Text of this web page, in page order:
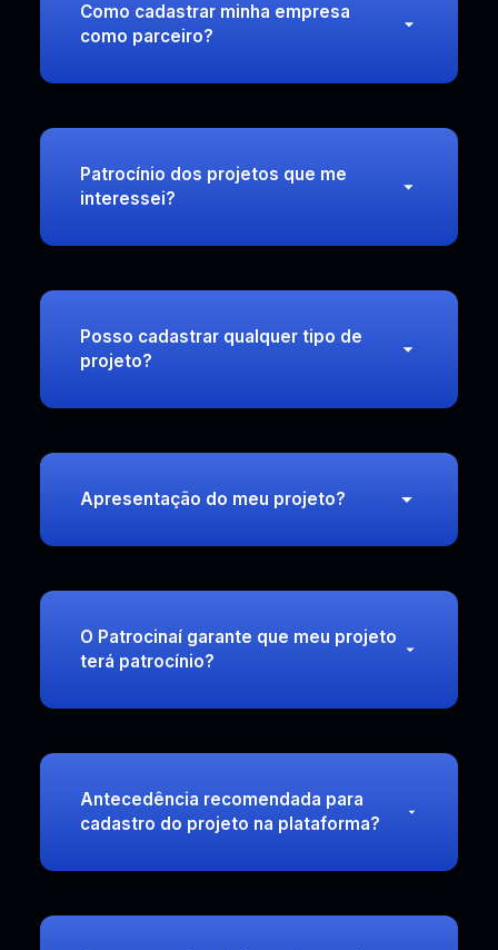
Como cadastrar minha empresa
como parceiro?
Patrocínio dos projetos que me
interessei?
Posso cadastrar qualquer tipo de
projeto?
Apresentação do meu projeto?
O Patrocinaí garante que meu projeto
terá patrocínio?
Antecedência recomendada para
cadastro do projeto na plataforma?